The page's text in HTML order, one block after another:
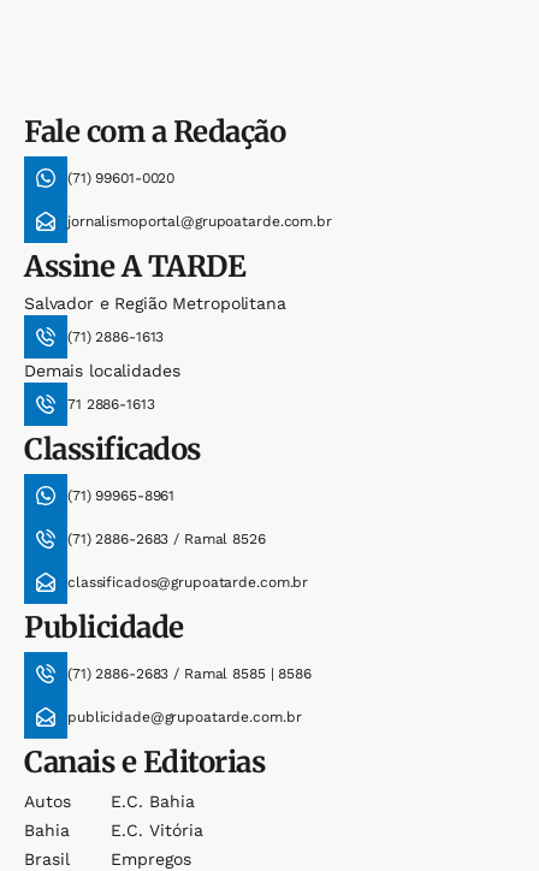
Fale com a Redação
(71) 99601-0020
jornalismoportal@grupoatarde.com.br
AssineA TARDE
Salvador e Região Metropolitana
(71) 2886-1613
Demais localidades
71 2886-1613
Classificados
(71) 99965-8961
(71) 2886-2683 / Ramal 8526
classificados@grupoatarde.com.br
Publicidade
(71) 2886-2683 / Ramal 8585 | 8586
publicidade@grupoatarde.com.br
Canais e Editorias
Autos
Bahia
Brasil
E.c. Bahia
E.c. Vitória
Empregos